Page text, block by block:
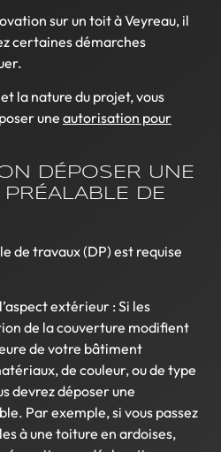
sur un toit à Veyreau, il
certaines démarches
la nature du projet, vous
une autorisation pour
DÉPOSER UNE
DE
de travaux (DP) est requise
extérieur : Si les
de la couverture modifient
de votre bâtiment
de couleur, ou de type
devrez déposer une
Par exemple, si vous passez
à une toiture en ardoises,